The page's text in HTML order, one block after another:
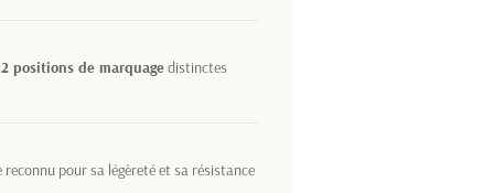
2 positions de marquagedistinctes
pour sa légèreté et sa résistance